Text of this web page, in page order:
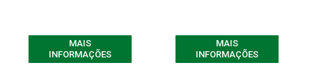
MAIS
INFORMAÇÕES
MAIS
INFORMAÇÕES